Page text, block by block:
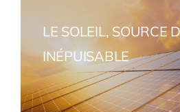
LE SOLEIL, SOURCE
INÉPUISABLE